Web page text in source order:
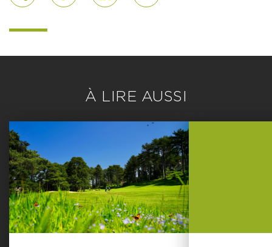
À LIRE AUSSI